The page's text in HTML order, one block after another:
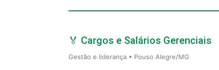
🏅 Cargos e Salários Gerenciais
Gestão e liderança • Pouso Alegre/MG